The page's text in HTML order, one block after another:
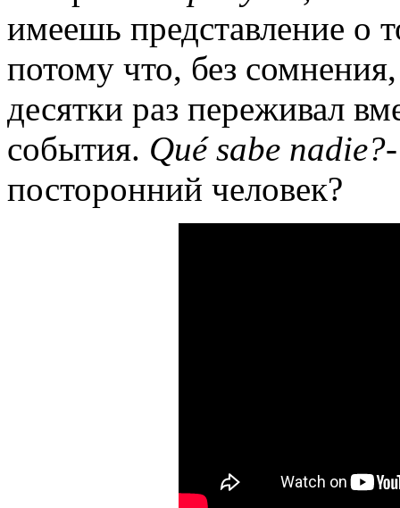
имеешь представление о
потому что, без
десятки раз переживал
события. Qué sabe
посторонний человек?